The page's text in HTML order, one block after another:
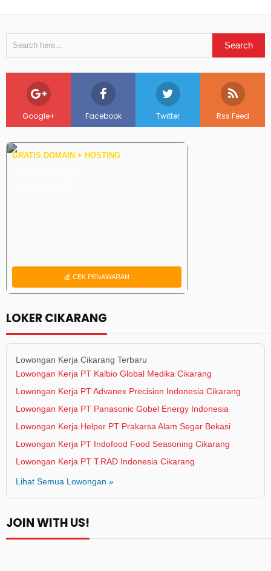
Google+ Facebook Twitter Rss Feed
GRATIS DOMAIN + HOSTING
💰 CEK PENAWARAN
LOKER CIKARANG
Lowongan Kerja Cikarang Terbaru
Lowongan Kerja PT Kalbio Global Medika Cikarang
Lowongan Kerja PT Advanex Precision Indonesia Cikarang
Lowongan Kerja PT Panasonic Gobel Energy Indonesia
Lowongan Kerja Helper PT Prakarsa Alam Segar Bekasi
Lowongan Kerja PT Indofood Food Seasoning Cikarang
Lowongan Kerja PT T.RAD Indonesia Cikarang
Lihat Semua Lowongan »
JOIN WITH US!